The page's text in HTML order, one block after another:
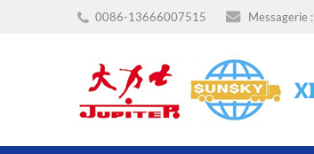
0086-13666007515 Messagerie :